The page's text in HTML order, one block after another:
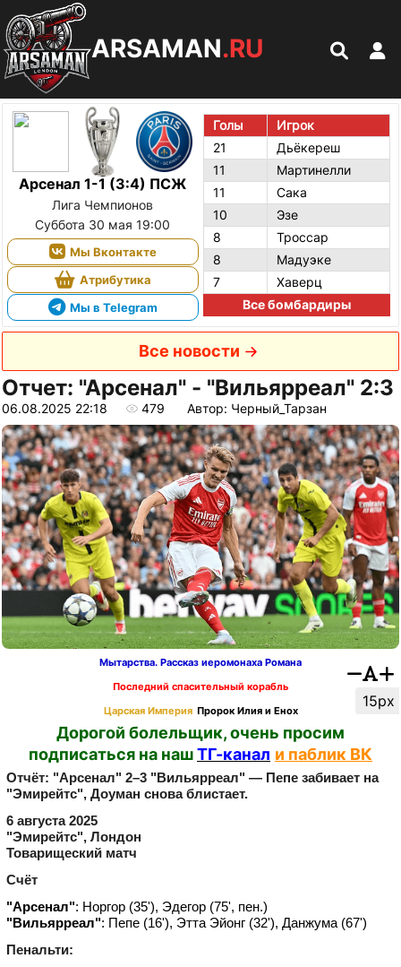
ARSAMAN.RU
Арсенал 1-1 (3:4) ПСЖ
Лига Чемпионов
Суббота 30 мая 19:00
Мы Вконтакте
Атрибутика
Мы в Telegram
Голы
Игрок
21
Дьёкереш
11
Мартинелли
11
Сака
10
Эзе
8
Троссар
8
Мадуэке
7
Хаверц
Все бомбардиры
Все новости
Отчет: "Арсенал" - "Вильярреал" 2:3
06.08.2025 22:18 479 Автор: Черный_Тарзан
15px
Мытарства. Рассказ иеромонаха Романа
Последний спасительный корабль
Царская Империя Пророк Илия и Енох
Дорогой болельщик, очень просим
подписаться на нашТГ-канал и паблик ВК
Отчёт: "Арсенал" 2–3 "Вильярреал" — Пепе забивает на
"Эмирейтс", Доуман снова блистает.
6 августа 2025
"Эмирейтс", Лондон
Товарищеский матч
Счёт
"Арсенал": Норгор (35'), Эдегор (75', пен.)
"Вильярреал": Пепе (16'), Этта Эйонг (32'), Данжума (67')
Пенальти: